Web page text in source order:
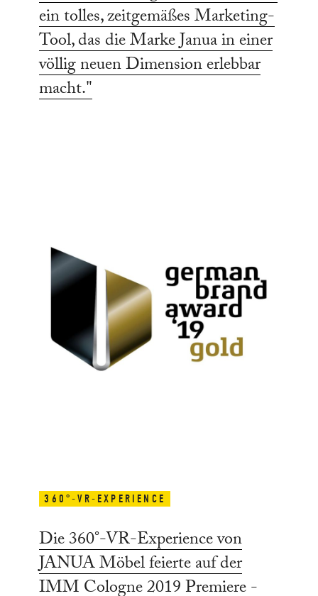
ein tolles, zeitgemäßes Marketing-
Tool, das die Marke Janua in einer
völlig neuen Dimension erlebbar
macht."
360°-VR-EXPERIENCE
Die 360°-VR-Experience von
JANUA Möbel feierte auf der
IMM Cologne 2019 Premiere -